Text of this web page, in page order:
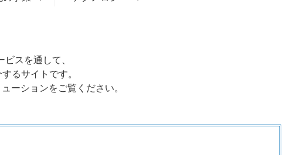
スを通して、
るサイトです。
ーションをご覧ください。